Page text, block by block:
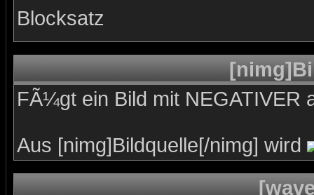
Blocksatz
FÃ¼gt ein Bild mit NEGATIVER
Aus [nimg]Bildquelle[/nimg] wird